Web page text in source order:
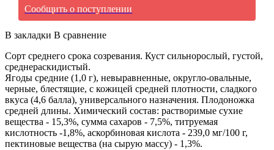
Сообщить о поступлении
В закладки В сравнение
Сорт среднего срока созревания. Куст сильнорослый, густой,
среднераскидистый.
Ягоды средние (1,0 г), невыравненные, округло-овальные,
черные, блестящие, с кожицей средней плотности, сладкого
вкуса (4,6 балла), универсального назначения. Плодоножка
средней длины. Химический состав: растворимые сухие
вещества - 15,3%, сумма сахаров - 7,5%, титруемая
кислотность -1,8%, аскорбиновая кислота - 239,0 мг/100 г,
пектиновые вещества (на сырую массу) - 1,3%.